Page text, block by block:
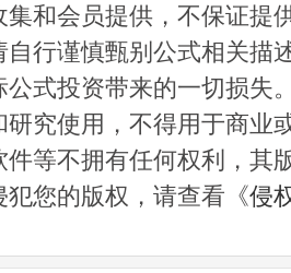
集和会员提供，不保证提
自行谨慎甄别公式相关描
公式投资带来的一切损失
研究使用，不得用于商业
件等不拥有任何权利，其
您的版权，请查看《侵